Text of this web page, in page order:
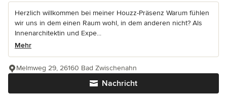
Herzlich willkommen bei meiner Houzz-Präsenz Warum fühlen
wir uns in dem einen Raum wohl, in dem anderen nicht? Als
Innenarchitektin und Expe...
Mehr
Nachricht
Melmweg 29, 26160 Bad Zwischenahn